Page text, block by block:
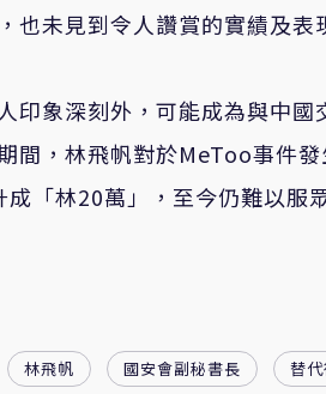
也未見到令人讚賞的實績及表
印象深刻外，可能成為與中國
間，林飛帆對於MeToo事件
「林20萬」，至今仍難以服
林飛帆 國安會副秘書長 替